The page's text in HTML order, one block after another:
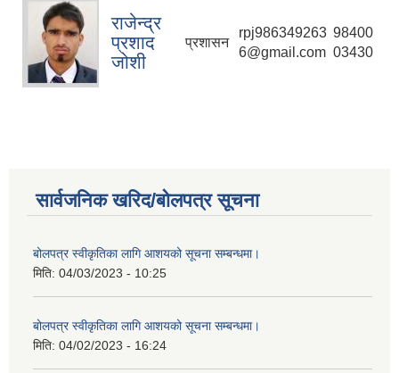
राजेन्द्र
प्रशाद
जोशी
प्रशासन
rpj986349263
6@gmail.com
98400
03430
सार्वजनिक खरिद/बोलपत्र सूचना
बोलपत्र स्वीकृतिका लागि आशयको सूचना सम्बन्धमा।
मिति: 04/03/2023 - 10:25
बोलपत्र स्वीकृतिका लागि आशयको सूचना सम्बन्धमा।
मिति: 04/02/2023 - 16:24